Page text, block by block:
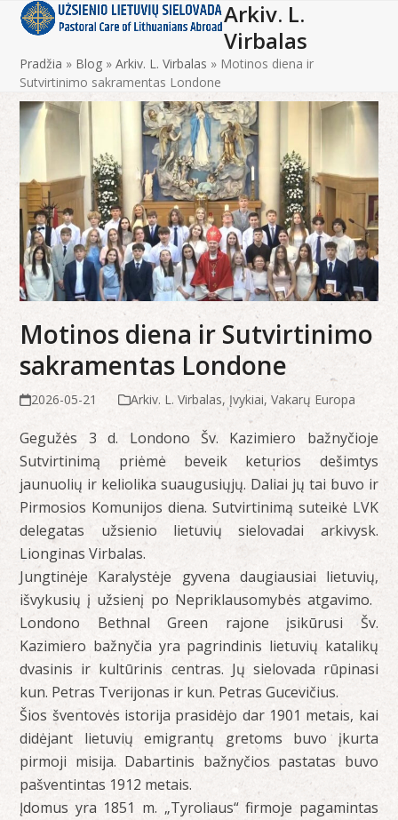
SkipOpen
mobile
menu
Close
mobile
menu
Arkiv. L.
Virbalas
Pradžia » Blog »Arkiv. L. Virbalas » Motinos diena ir
Sutvirtinimo sakramentas Londone
Motinos diena ir Sutvirtinimo
sakramentas Londone
2026-05-21 Arkiv. L. Virbalas, Įvykiai, Vakarų Europa
Gegužės 3 d. Londono Šv. Kazimiero bažnyčioje
Sutvirtinimą priėmė beveik keturios dešimtys
jaunuolių ir keliolika suaugusiųjų. Daliai jų tai buvo ir
Pirmosios Komunijos diena. Sutvirtinimą suteikė LVK
delegatas užsienio lietuvių sielovadai arkivysk.
Lionginas Virbalas.
Jungtinėje Karalystėje gyvena daugiausiai lietuvių,
išvykusių į užsienį po Nepriklausomybės atgavimo. ​
Londono Bethnal Green rajone įsikūrusi Šv.
Kazimiero bažnyčia yra pagrindinis lietuvių katalikų
dvasinis ir kultūrinis centras. Jų sielovada rūpinasi
kun. Petras Tverijonas ir kun. Petras Gucevičius.
Šios šventovės istorija prasidėjo dar 1901 metais, kai
didėjant lietuvių emigrantų gretoms buvo įkurta
pirmoji misija. Dabartinis bažnyčios pastatas buvo
pašventintas 1912 metais.
​Įdomus yra 1851 m. „Tyroliaus“ firmoje pagamintas